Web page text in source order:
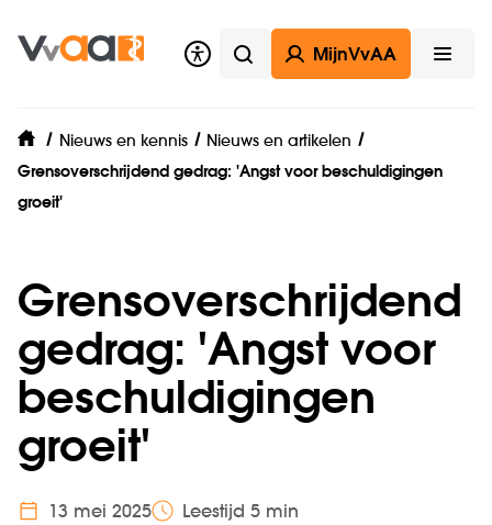
Zoeken
MijnVvAA
home
Nieuws en kennis
Nieuws en artikelen
Grensoverschrijdend gedrag: 'Angst voor beschuldigingen
groeit'
Grensoverschrijdend
gedrag: 'Angst voor
beschuldigingen
groeit'
13 mei 2025 Leestijd 5 min